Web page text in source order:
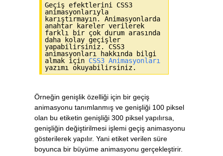
Geçiş efektlerini CSS3
animasyonlarıyla
karıştırmayın. Animasyonlarda
anahtar kareler verilerek
farklı bir çok durum arasında
daha kolay geçişler
yapabilirsiniz. CSS3
animasyonları hakkında bilgi
almak için CSS3 Animasyonları
yazımı okuyabilirsiniz.
Örneğin genişlik özelliği için bir geçiş
animasyonu tanımlanmış ve genişliği 100 piksel
olan bu etiketin genişliği 300 piksel yapılırsa,
genişliğin değiştirilmesi işlemi geçiş animasyonu
gösterilerek yapılır. Yani etiket verilen süre
boyunca bir büyüme animasyonu gerçekleştirir.